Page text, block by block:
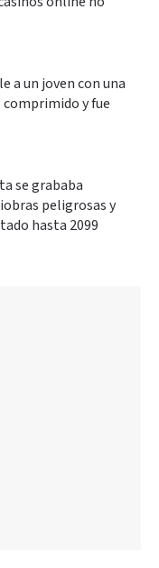
a un joven con una
y fue
se grababa
peligrosas y
hasta 2099